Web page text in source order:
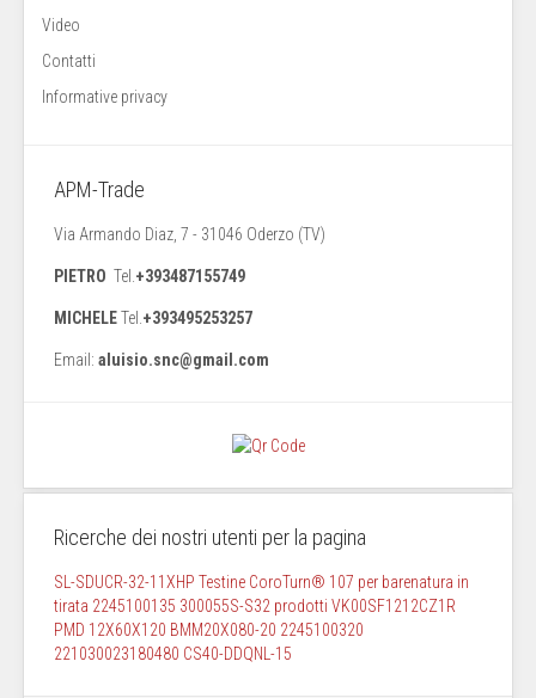
Video
Contatti
Informative privacy
APM-Trade
Via Armando Diaz, 7 - 31046 Oderzo (TV)
PIETRO Tel. +393487155749
MICHELETel. +393495253257
Email: aluisio.snc@gmail.com
Ricerche dei nostri utenti per la pagina
SL-SDUCR-32-11XHP Testine CoroTurn® 107 per barenatura in
tirata 2245100135 300055S-S32 prodotti VK00SF1212CZ1R
PMD 12X60X120 BMM20X080-20 2245100320
221030023180480 CS40-DDQNL-15